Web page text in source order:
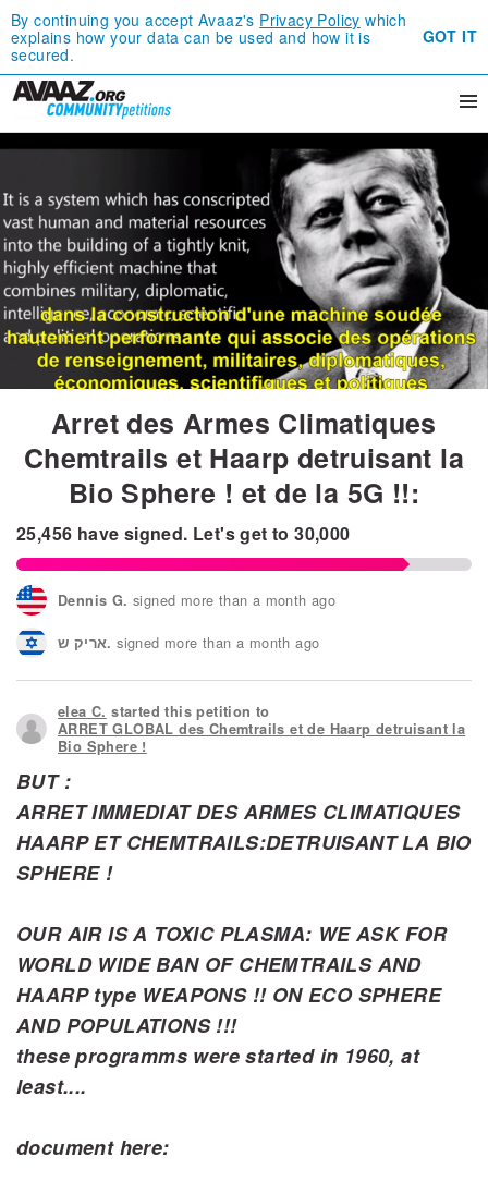
By continuing you accept Avaaz's Privacy Policy which
explains how your data can be used and how it is
secured.
GOT IT
Arret des Armes Climatiques
Chemtrails et Haarp detruisant la
Bio Sphere ! et de la 5G !!:
25,456 have signed. Let's get to30,000
Dennis G. signed more than a month ago
אריק ש. signed more than a month ago
Dessaud E. signed more than a month ago
שיר א. signed more than a month ago
Sara C.
Stc L. signed more than a month ago
elea C. started this petition to
ARRET GLOBAL des Chemtrails et de Haarp detruisant la
Bio Sphere !
BUT :
ARRET IMMEDIAT DES ARMES CLIMATIQUES
HAARP ET CHEMTRAILS:DETRUISANT LA BIO
SPHERE !
OUR AIR IS A TOXIC PLASMA: WE ASK FOR
WORLD WIDE BAN OF CHEMTRAILS AND
HAARP type WEAPONS !! ON ECO SPHERE
AND POPULATIONS !!!
these programms were started in 1960, at
least....
document here: